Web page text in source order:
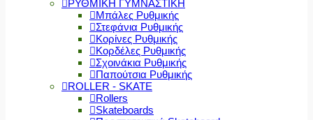
ΡΥΘΜΙΚΗ ΓΥΜΝΑΣΤΙΚΗ
Μπάλες Ρυθμικής
Στεφάνια Ρυθμικής
Κορίνες Ρυθμικής
Κορδέλες Ρυθμικής
Σχοινάκια Ρυθμικής
Παπούτσια Ρυθμικής
ROLLER - SKATE
Rollers
Skateboards